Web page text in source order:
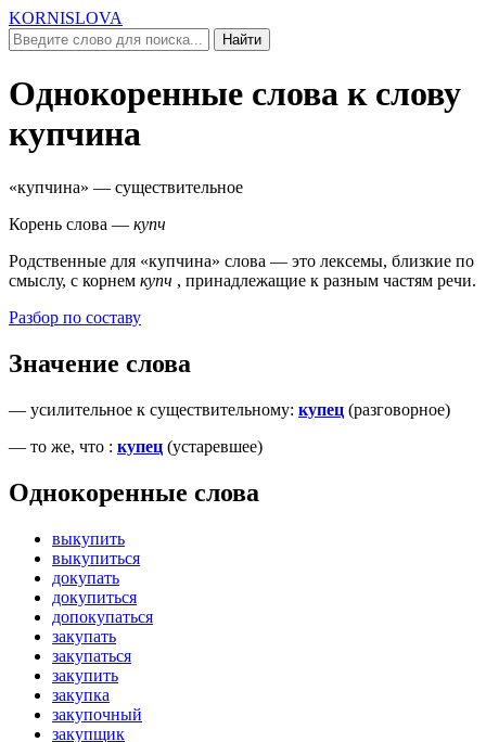
KORNISLOVA
Найти
Однокоренные слова к слову
купчина
«купчина» — существительное
Корень слова — купч
Родственные для «купчина» слова — это лексемы, близкие по
смыслу, c корнем купч , принадлежащие к разным частям речи.
Разбор по составу
Значение слова
— усилительное к существительному: купец (разговорное)
— то же, что : купец (устаревшее)
Однокоренные слова
выкупить
выкупиться
докупать
докупиться
допокупаться
закупать
закупаться
закупить
закупка
закупочный
закупщик